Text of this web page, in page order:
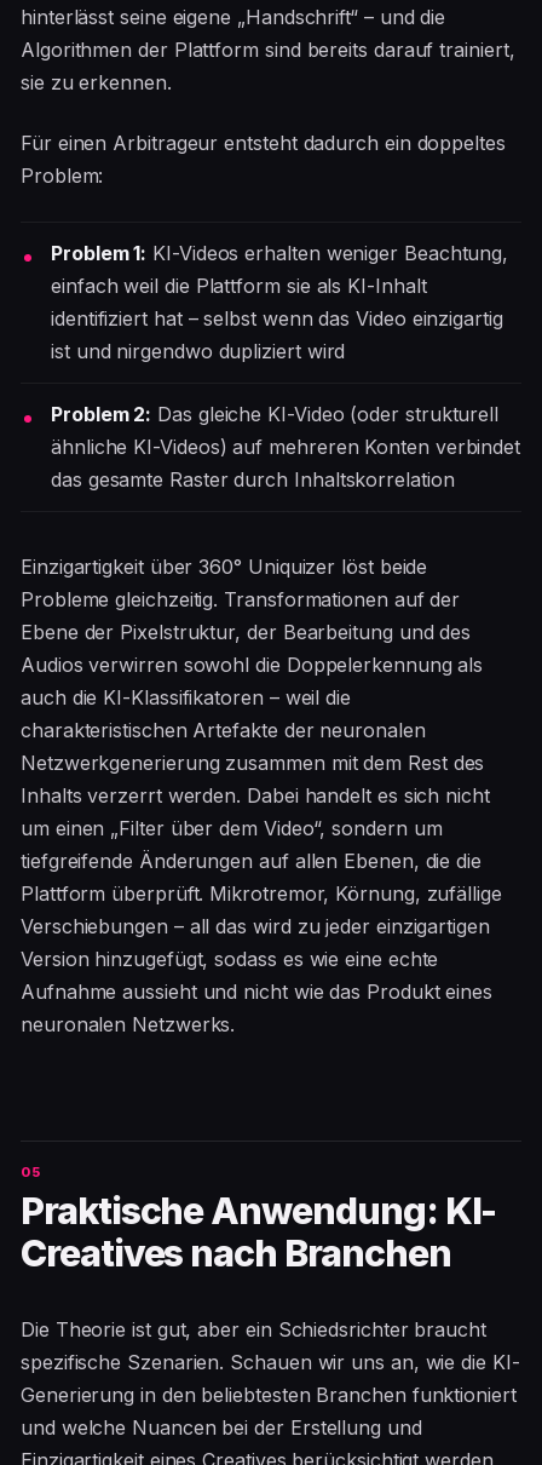
hinterlässt seine eigene „Handschrift“ – und die
Algorithmen der Plattform sind bereits darauf trainiert,
sie zu erkennen.
Für einen Arbitrageur entsteht dadurch ein doppeltes
Problem:
Problem 1: KI-Videos erhalten weniger Beachtung,
einfach weil die Plattform sie als KI-Inhalt
identifiziert hat – selbst wenn das Video einzigartig
ist und nirgendwo dupliziert wird
Problem 2: Das gleiche KI-Video (oder strukturell
ähnliche KI-Videos) auf mehreren Konten verbindet
das gesamte Raster durch Inhaltskorrelation
Einzigartigkeit über 360° Uniquizer löst beide
Probleme gleichzeitig. Transformationen auf der
Ebene der Pixelstruktur, der Bearbeitung und des
Audios verwirren sowohl die Doppelerkennung als
auch die KI-Klassifikatoren – weil die
charakteristischen Artefakte der neuronalen
Netzwerkgenerierung zusammen mit dem Rest des
Inhalts verzerrt werden. Dabei handelt es sich nicht
um einen „Filter über dem Video“, sondern um
tiefgreifende Änderungen auf allen Ebenen, die die
Plattform überprüft. Mikrotremor, Körnung, zufällige
Verschiebungen – all das wird zu jeder einzigartigen
Version hinzugefügt, sodass es wie eine echte
Aufnahme aussieht und nicht wie das Produkt eines
neuronalen Netzwerks.
Praktische Anwendung: KI-
Creatives nach Branchen
Die Theorie ist gut, aber ein Schiedsrichter braucht
spezifische Szenarien. Schauen wir uns an, wie die KI-
Generierung in den beliebtesten Branchen funktioniert
und welche Nuancen bei der Erstellung und
Einzigartigkeit eines Creatives berücksichtigt werden